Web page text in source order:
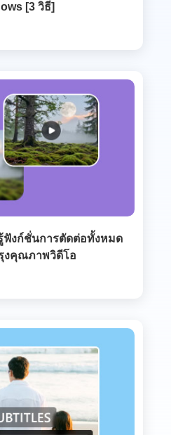
[3 วิธี]
ฟังก์ชั่นการตัดต่อทั้งหมด
งคุณภาพวิดีโอ